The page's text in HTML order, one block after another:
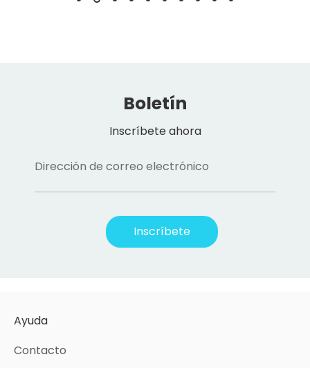
Boletín
Inscríbete ahora
Dirección de correo electrónico
Inscríbete
Ayuda
Contacto